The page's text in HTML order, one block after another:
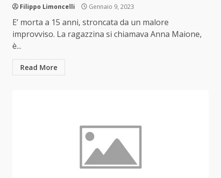
Filippo Limoncelli Gennaio 9, 2023
E’ morta a 15 anni, stroncata da un malore
improvviso. La ragazzina si chiamava Anna Maione,
è...
Read More